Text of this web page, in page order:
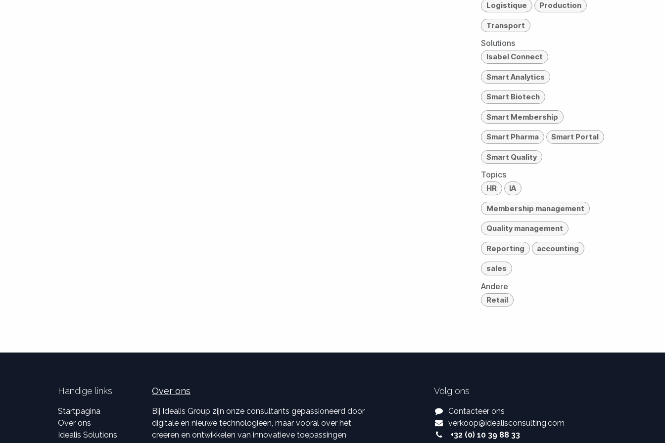
Logistique Production
Transport
Solutions
Isabel Connect
Smart Analytics
Smart Biotech
Smart Membership
Smart Pharma Smart Portal
Smart Quality
Topics
HR IA
Membership management
Quality management
Reporting accounting
sales
Andere
Retail
Handige links
Startpagina
Over ons
Idealis Solutions
Over ons
Bij Idealis Group zijn onze consultants gepassioneerd door
digitale en nieuwe technologieën, maar vooral over het
creëren en ontwikkelen van innovatieve toepassingen
Volg ons
Contacteer ons
verkoop@idealisconsulting.com
+32 (0) 10 39 88 33